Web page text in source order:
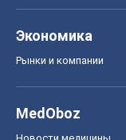
Экономика
Рынки и компании
MedOboz